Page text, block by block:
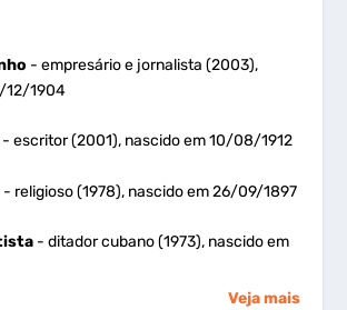
- empresário e jornalista (2003),
12/1904
- escritor (2001), nascido em 10/08/1912
- religioso (1978), nascido em 26/09/1897
- ditador cubano (1973), nascido em
Veja mais